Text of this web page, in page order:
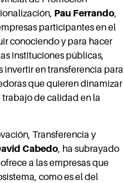
Pau Ferrando,
participantes en el
conociendo y para hacer
instituciones públicas,
en transferencia para
que quieren dinamizar
de calidad en la
Transferencia y
Cabedo, ha subrayado
a las empresas que
como es el del